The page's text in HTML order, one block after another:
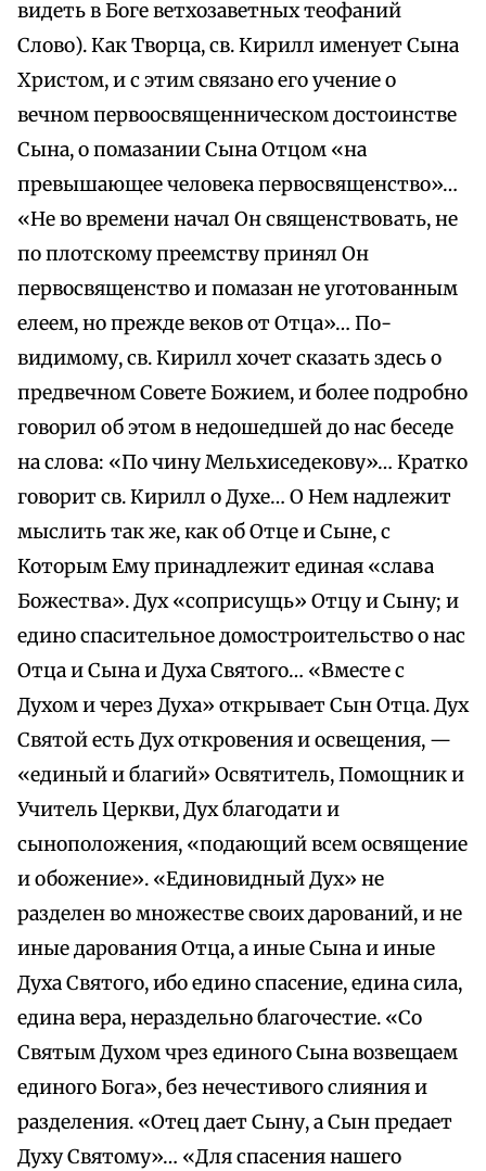
видеть в Боге ветхозаветных теофаний
Слово). Как Творца, св. Кирилл именует Сына
Христом, и с этим связано его учение о
вечном первоосвященническом достоинстве
Сына, о помазании Сына Отцом «на
превышающее человека первосвященство»…
«Не во времени начал Он священствовать, не
по плотскому преемству принял Он
первосвященство и помазан не уготованным
елеем, но прежде веков от Отца»… По-
видимому, св. Кирилл хочет сказать здесь о
предвечном Совете Божием, и более подробно
говорил об этом в недошедшей до нас беседе
на слова: «По чину Мельхиседекову»… Кратко
говорит св. Кирилл о Духе… О Нем надлежит
мыслить так же, как об Отце и Сыне, с
Которым Ему принадлежит единая «слава
Божества». Дух «соприсущь» Отцу и Сыну; и
едино спасительное домостроительство о нас
Отца и Сына и Духа Святого… «Вместе с
Духом и через Духа» открывает Сын Отца. Дух
Святой есть Дух откровения и освещения, —
«единый и благий» Освятитель, Помощник и
Учитель Церкви, Дух благодати и
сыноположения, «подающий всем освящение
и обожение». «Единовидный Дух» не
разделен во множестве своих дарований, и не
иные дарования Отца, а иные Сына и иные
Духа Святого, ибо едино спасение, едина сила,
едина вера, нераздельно благочестие. «Со
Святым Духом чрез единого Сына возвещаем
единого Бога», без нечестивого слияния и
разделения. «Отец дает Сыну, а Сын предает
Духу Святому»… «Для спасения нашего